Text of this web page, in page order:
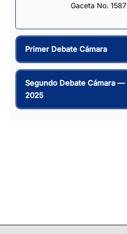
Gaceta No.
Primer Debate Cámara
Segundo Debate Cámara —
2025